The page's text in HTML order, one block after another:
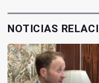
NOTICIAS